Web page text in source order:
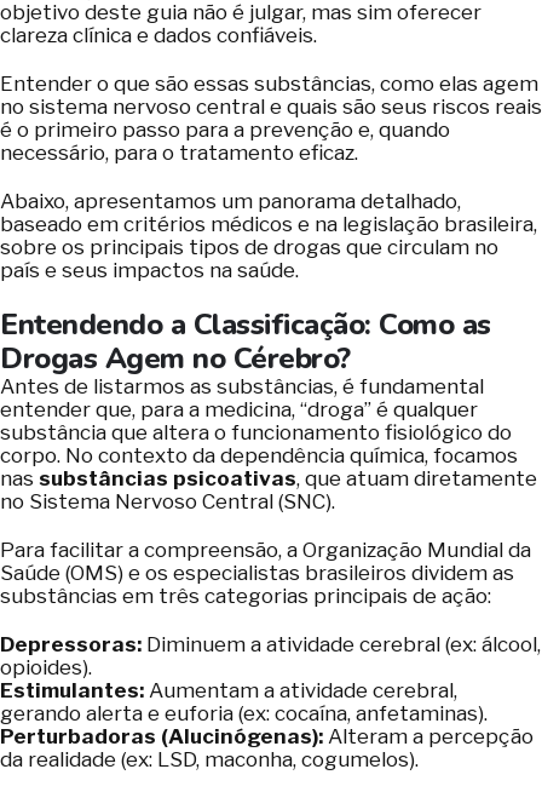
objetivo deste guia não é julgar, mas sim oferecer
clareza clínica e dados confiáveis.
Entender o que são essas substâncias, como elas agem
no sistema nervoso central e quais são seus riscos reais
é o primeiro passo para a prevenção e, quando
necessário, para o tratamento eficaz.
Abaixo, apresentamos um panorama detalhado,
baseado em critérios médicos e na legislação brasileira,
sobre os principais tipos de drogas que circulam no
país e seus impactos na saúde.
Entendendo a Classificação: Como as
Drogas Agem no Cérebro?
Antes de listarmos as substâncias, é fundamental
entender que, para a medicina, “droga” é qualquer
substância que altera o funcionamento fisiológico do
corpo. No contexto da dependência química, focamos
nas substâncias psicoativas, que atuam diretamente
no Sistema Nervoso Central (SNC).
Para facilitar a compreensão, a Organização Mundial da
Saúde (OMS) e os especialistas brasileiros dividem as
substâncias em três categorias principais de ação:
Depressoras: Diminuem a atividade cerebral (ex: álcool,
opioides).
Estimulantes: Aumentam a atividade cerebral,
gerando alerta e euforia (ex: cocaína, anfetaminas).
Perturbadoras (Alucinógenas): Alteram a percepção
da realidade (ex: LSD, maconha, cogumelos).